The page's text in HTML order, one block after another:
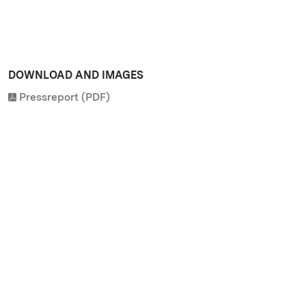
DOWNLOAD AND IMAGES
Pressreport (PDF)